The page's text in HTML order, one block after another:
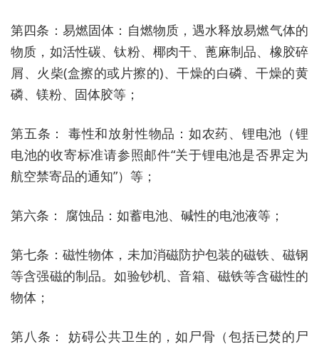
第四条：易燃固体：自燃物质，遇水释放易燃气体的
物质，如活性碳、钛粉、椰肉干、蓖麻制品、橡胶碎
屑、火柴(盒擦的或片擦的)、干燥的白磷、干燥的黄
磷、镁粉、固体胶等；
第五条： 毒性和放射性物品：如农药、锂电池（锂
电池的收寄标准请参照邮件“关于锂电池是否界定为
航空禁寄品的通知”）等；
第六条： 腐蚀品：如蓄电池、碱性的电池液等；
第七条：磁性物体，未加消磁防护包装的磁铁、磁钢
等含强磁的制品。如验钞机、音箱、磁铁等含磁性的
物体；
第八条： 妨碍公共卫生的，如尸骨（包括已焚的尸